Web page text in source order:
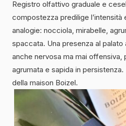
Registro olfattivo graduale e
compostezza predilige l’intensità
analogie: nocciola, mirabelle,
spaccata. Una presenza al palato
anche nervosa ma mai offensiva,
agrumata e sapida in
della maison Boizel.